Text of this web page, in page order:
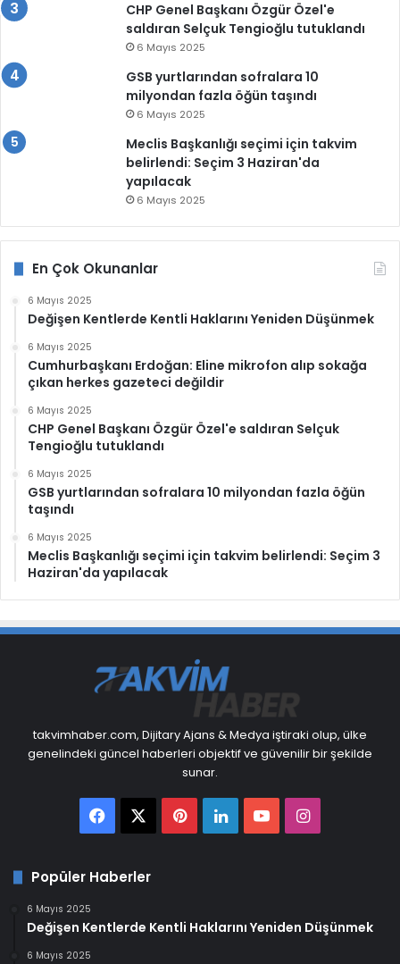
CHP Genel Başkanı Özgür Özel'e
saldıran Selçuk Tengioğlu tutuklandı
6 Mayıs 2025
GSB yurtlarından sofralara 10
milyondan fazla öğün taşındı
6 Mayıs 2025
Meclis Başkanlığı seçimi için takvim
belirlendi: Seçim 3 Haziran'da
yapılacak
6 Mayıs 2025
En Çok Okunanlar
6 Mayıs 2025
Değişen Kentlerde Kentli Haklarını Yeniden Düşünmek
6 Mayıs 2025
Cumhurbaşkanı Erdoğan: Eline mikrofon alıp sokağa
çıkan herkes gazeteci değildir
6 Mayıs 2025
CHP Genel Başkanı Özgür Özel'e saldıran Selçuk
Tengioğlu tutuklandı
6 Mayıs 2025
GSB yurtlarından sofralara 10 milyondan fazla öğün
taşındı
6 Mayıs 2025
Meclis Başkanlığı seçimi için takvim belirlendi: Seçim 3
Haziran'da yapılacak
takvimhaber.com, Dijitary Ajans & Medya iştiraki olup, ülke
genelindeki güncel haberleri objektif ve güvenilir bir şekilde
sunar.
FacebookPinterest
LinkedInYouTubeInstagram
Popüler Haberler
6 Mayıs 2025
Değişen Kentlerde Kentli Haklarını Yeniden Düşünmek
6 Mayıs 2025